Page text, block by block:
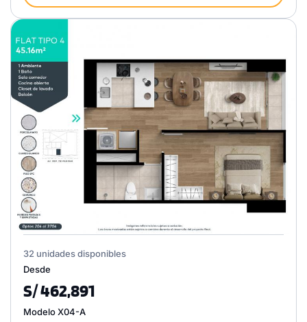
32 unidades disponibles
Desde
S/ 462,891
Modelo X04-A